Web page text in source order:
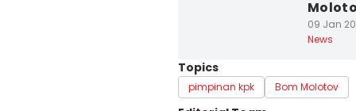
09 Jan
News
Topics
pimpinan kpk Bom Molotov